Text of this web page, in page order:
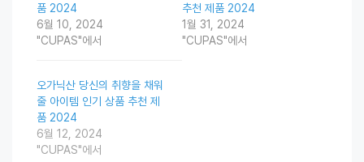
품 2024
6월 10, 2024
"CUPAS"에서
추천 제품 2024
1월 31, 2024
"CUPAS"에서
오가닉산 당신의 취향을 채워
줄 아이템 인기 상품 추천 제
품 2024
6월 12, 2024
"CUPAS"에서